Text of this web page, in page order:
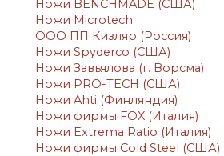
Ножи BENCHMADE (США)
Ножи Microtech
ООО ПП Кизляр (Россия)
Ножи Spyderco (США)
Ножи Завьялова (г. Ворсма)
Ножи PRO-TECH (США)
Ножи Ahti (Финляндия)
Ножи фирмы FOX (Италия)
Ножи Extrema Ratio (Италия)
Ножи фирмы Cold Steel (США)